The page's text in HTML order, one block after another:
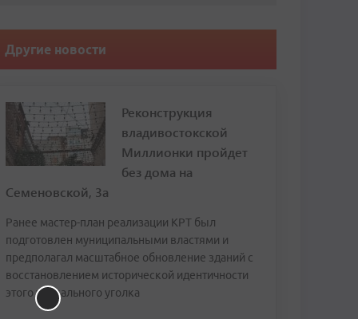
Другие новости
Реконструкция
владивостокской
Миллионки пройдет
без дома на
Семеновской, 3а
Ранее мастер-план реализации КРТ был
подготовлен муниципальными властями и
предполагал масштабное обновление зданий с
восстановлением исторической идентичности
этого уникального уголка